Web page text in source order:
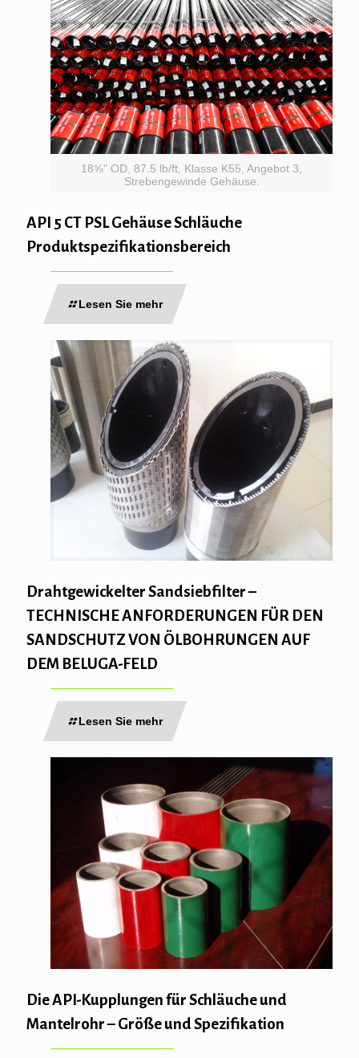
18⅝" OD, 87.5 lb/ft, Klasse K55, Angebot 3,
Strebengewinde Gehäuse.
API 5 CT PSL Gehäuse Schläuche
Produktspezifikationsbereich
Lesen Sie mehr
Drahtgewickelter Sandsiebfilter –
TECHNISCHE ANFORDERUNGEN FÜR DEN
SANDSCHUTZ VON ÖLBOHRUNGEN AUF
DEM BELUGA-FELD
Lesen Sie mehr
Die API-Kupplungen für Schläuche und
Mantelrohr – Größe und Spezifikation